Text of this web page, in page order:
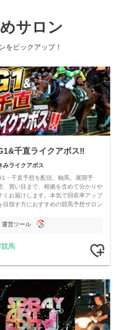
サロン
をピックアップ！
千直ライクアボス‼️
みライクアボス
・千直予想を配信。軸馬、展開予
、買い目まで、根拠を含めて分かりや
くお届けします。本気で回収率アップ
目指す方におすすめの競馬予想サロン
運営ツール
競馬